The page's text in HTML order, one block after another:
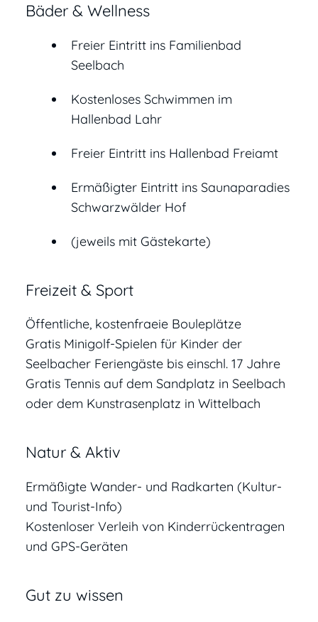
Bäder & Wellness
Freier Eintritt ins Familienbad
Seelbach
Kostenloses Schwimmen im
Hallenbad Lahr
Freier Eintritt ins Hallenbad Freiamt
Ermäßigter Eintritt ins Saunaparadies
Schwarzwälder Hof
(jeweils mit Gästekarte)
Freizeit & Sport
Öffentliche, kostenfraeie Bouleplätze
Gratis Minigolf-Spielen für Kinder der
Seelbacher Feriengäste bis einschl. 17 Jahre
Gratis Tennis auf dem Sandplatz in Seelbach
oder dem Kunstrasenplatz in Wittelbach
Natur & Aktiv
Ermäßigte Wander- und Radkarten (Kultur-
und Tourist-Info)
Kostenloser Verleih von Kinderrückentragen
und GPS-Geräten
Gut zu wissen